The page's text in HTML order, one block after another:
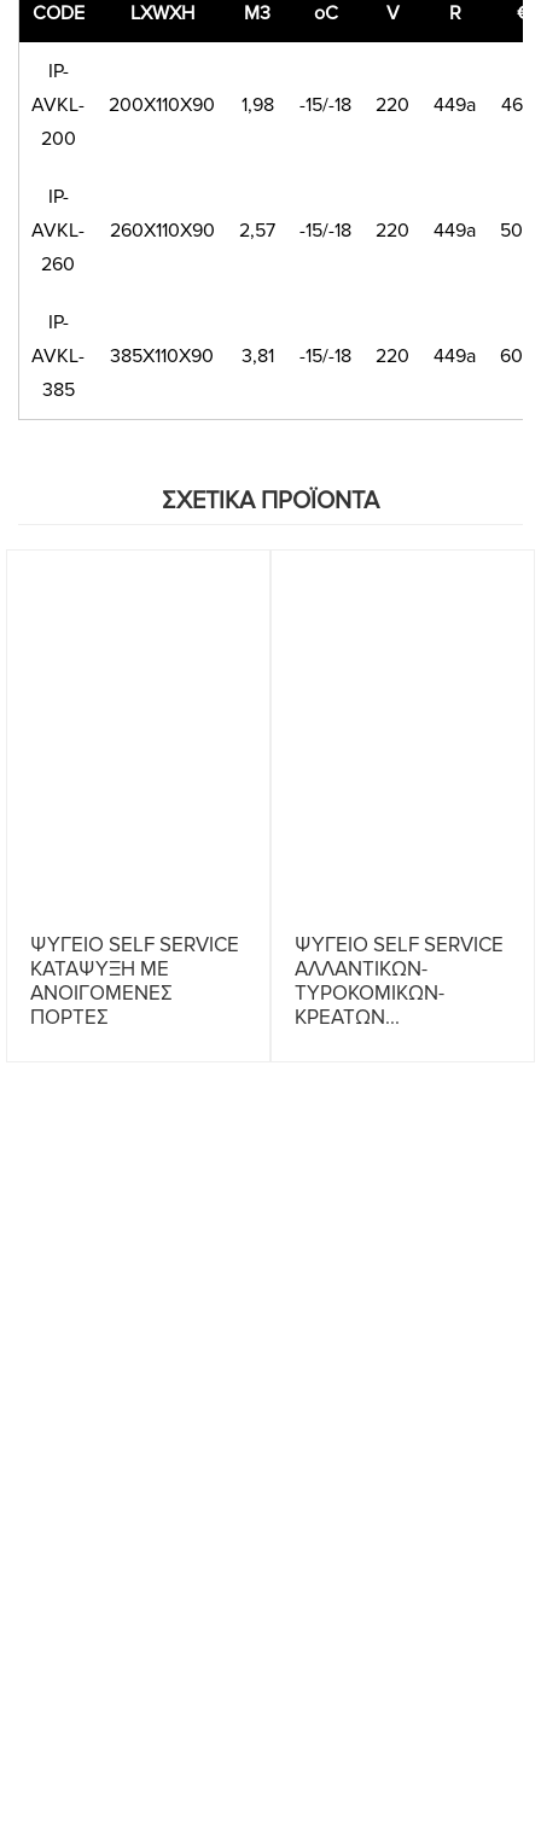
CODE LXWXH M3 oC V R €
IP-
AVKL-
200
200X110X90 1,98 -15/-18 220 449a
IP-
AVKL-
260
260X110X90 2,57 -15/-18 220 449a
IP-
AVKL-
385
385X110X90 3,81 -15/-18 220 449a
ΣΧΕΤΙΚΑ ΠΡΟΪΟΝΤΑ
ΨΥΓΕΙΟ SELF SERVICE
ΚΑΤΑΨΥΞΗ ΜΕ
ΑΝΟΙΓΟΜΕΝΕΣ
ΠΟΡΤΕΣ
ΨΥΓΕΙΟ SELF SERVICE
ΑΛΛΑΝΤΙΚΩΝ-
ΤΥΡΟΚΟΜΙΚΩΝ-
ΚΡΕΑΤΩΝ...